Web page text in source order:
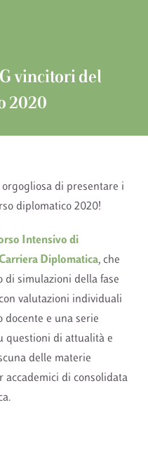
vincitori del
2020
orgogliosa di presentare i
diplomatico 2020!
Intensivo di
Diplomatica, che
di simulazioni della fase
valutazioni individuali
docente e una serie
questioni di attualità e
delle materie
accademici di consolidata